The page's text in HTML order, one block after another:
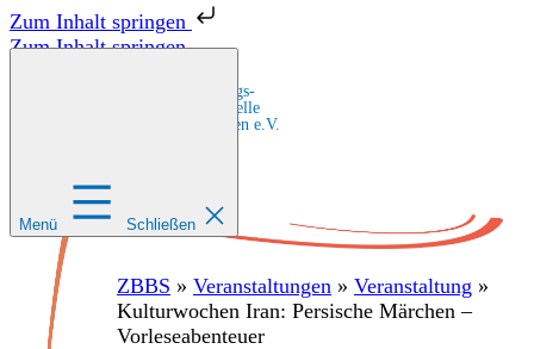
Zum Inhalt springen
Zum Inhalt springen
Zentrale Bildungs-
und Beratungsstelle
für Migrant:innen e.V.
Menü Schließen
ZBBS » Veranstaltungen » Veranstaltung »
Kulturwochen Iran: Persische Märchen –
Vorleseabenteuer